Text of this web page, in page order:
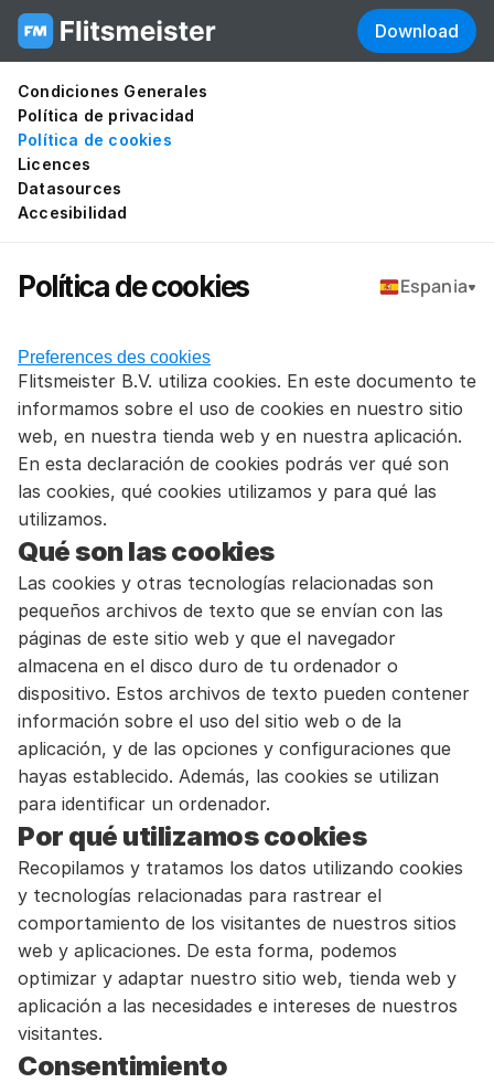
Download
Condiciones Generales
Política de privacidad
Política de cookies
Licences
Datasources
Accesibilidad
Política de cookies Espania
Preferences des cookies
Flitsmeister B.V. utiliza cookies. En este documento te
informamos sobre el uso de cookies en nuestro sitio
web, en nuestra tienda web y en nuestra aplicación.
En esta declaración de cookies podrás ver qué son
las cookies, qué cookies utilizamos y para qué las
utilizamos.
Qué son las cookies
Las cookies y otras tecnologías relacionadas son
pequeños archivos de texto que se envían con las
páginas de este sitio web y que el navegador
almacena en el disco duro de tu ordenador o
dispositivo. Estos archivos de texto pueden contener
información sobre el uso del sitio web o de la
aplicación, y de las opciones y configuraciones que
hayas establecido. Además, las cookies se utilizan
para identificar un ordenador.
Por qué utilizamos cookies
Recopilamos y tratamos los datos utilizando cookies
y tecnologías relacionadas para rastrear el
comportamiento de los visitantes de nuestros sitios
web y aplicaciones. De esta forma, podemos
optimizar y adaptar nuestro sitio web, tienda web y
aplicación a las necesidades e intereses de nuestros
visitantes.
Consentimiento